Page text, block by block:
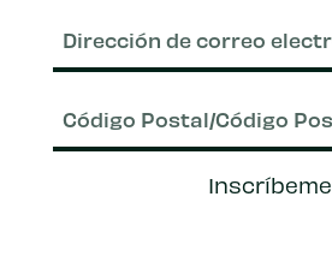
electrónico(Requerido)
Postal/CódigoInscríbeme